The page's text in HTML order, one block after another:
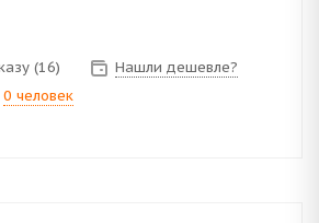
(16)
Нашли дешевле?
0 человек